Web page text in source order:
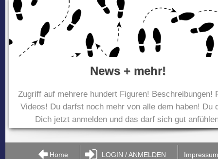
News + mehr!
Zugriff auf mehrere hundert Figuren! Beschreibungen!
Videos! Du darfst noch mehr von alle dem haben! Du
Dich jetzt anmelden und das darf sich gut
Home LOGIN / ANMELDEN